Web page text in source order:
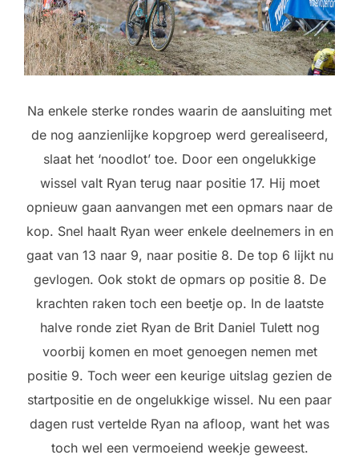
Na enkele sterke rondes waarin de aansluiting met
de nog aanzienlijke kopgroep werd gerealiseerd,
slaat het ‘noodlot’ toe. Door een ongelukkige
wissel valt Ryan terug naar positie 17. Hij moet
opnieuw gaan aanvangen met een opmars naar de
kop. Snel haalt Ryan weer enkele deelnemers in en
gaat van 13 naar 9, naar positie 8. De top 6 lijkt nu
gevlogen. Ook stokt de opmars op positie 8. De
krachten raken toch een beetje op. In de laatste
halve ronde ziet Ryan de Brit Daniel Tulett nog
voorbij komen en moet genoegen nemen met
positie 9. Toch weer een keurige uitslag gezien de
startpositie en de ongelukkige wissel. Nu een paar
dagen rust vertelde Ryan na afloop, want het was
toch wel een vermoeiend weekje geweest.